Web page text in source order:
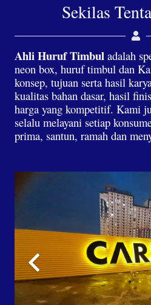
Sekilas
Ahli Huruf Timbul adalah
neon box, huruf timbul dan
konsep, tujuan serta hasil
kualitas bahan dasar, hasil
harga yang kompetitif. Kami
selalu melayani setiap
prima, santun, ramah dan